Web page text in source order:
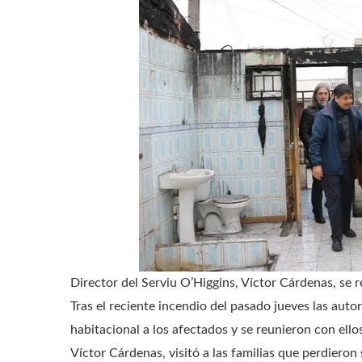
Director del Serviu O’Higgins, Víctor Cárdenas,
Tras el reciente incendio del pasado jueves las
habitacional a los afectados y se reunieron con
Víctor Cárdenas, visitó a las familias que perdieron